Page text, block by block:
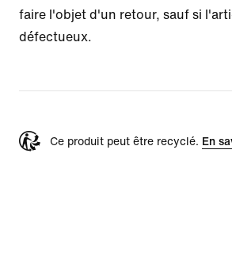
faire l'objet d'un retour, sauf si
défectueux.
Ce produit peut être recyclé. En